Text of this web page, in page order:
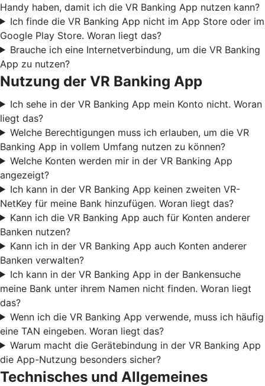
Handy haben, damit ich die VR Banking App nutzen kann?
Ich finde die VR Banking App nicht im App Store oder im
Google Play Store. Woran liegt das?
Brauche ich eine Internetverbindung, um die VR Banking
App zu nutzen?
Nutzung der VR Banking App
Ich sehe in der VR Banking App mein Konto nicht. Woran
liegt das?
Welche Berechtigungen muss ich erlauben, um die VR
Banking App in vollem Umfang nutzen zu können?
Welche Konten werden mir in der VR Banking App
angezeigt?
Ich kann in der VR Banking App keinen zweiten VR-
NetKey für meine Bank hinzufügen. Woran liegt das?
Kann ich die VR Banking App auch für Konten anderer
Banken nutzen?
Kann ich in der VR Banking App auch Konten anderer
Banken verwalten?
Ich kann in der VR Banking App in der Bankensuche
meine Bank unter ihrem Namen nicht finden. Woran liegt
das?
Wenn ich die VR Banking App verwende, muss ich häufig
eine TAN eingeben. Woran liegt das?
Warum macht die Gerätebindung in der VR Banking App
die App-Nutzung besonders sicher?
Technisches und Allgemeines